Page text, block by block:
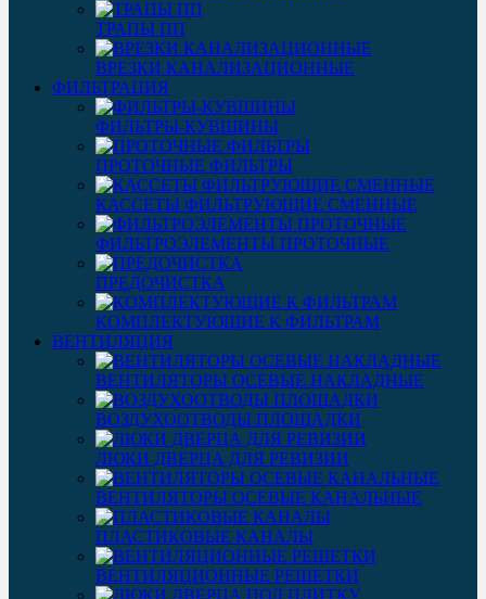
ТРАПЫ ПП
ВРЕЗКИ КАНАЛИЗАЦИОННЫЕ
ФИЛЬТРАЦИЯ
ФИЛЬТРЫ-КУВШИНЫ
ПРОТОЧНЫЕ ФИЛЬТРЫ
КАССЕТЫ ФИЛЬТРУЮЩИЕ СМЕННЫЕ
ФИЛЬТРОЭЛЕМЕНТЫ ПРОТОЧНЫЕ
ПРЕДОЧИСТКА
КОМПЛЕКТУЮЩИЕ К ФИЛЬТРАМ
ВЕНТИЛЯЦИЯ
ВЕНТИЛЯТОРЫ ОСЕВЫЕ НАКЛАДНЫЕ
ВОЗДУХООТВОДЫ ПЛОЩАДКИ
ЛЮКИ ДВЕРЦА ДЛЯ РЕВИЗИИ
ВЕНТИЛЯТОРЫ ОСЕВЫЕ КАНАЛЬНЫЕ
ПЛАСТИКОВЫЕ КАНАЛЫ
ВЕНТИЛЯЦИОННЫЕ РЕШЕТКИ